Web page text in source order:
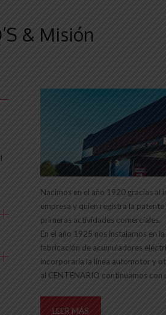
& Misión
Nacimos en el año 1920 gracias al
empresa y quien registra la
primeras actividades comerciales.
En el año 1925 nos instalamos en
fabricación de acumuladores
incorporaría la línea automotor y
al CENTENARIO continuamos con
LEER MÁS